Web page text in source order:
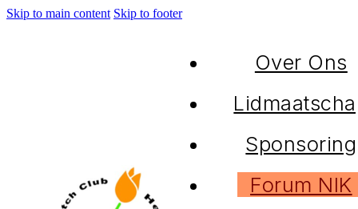
Skip to main content Skip to footer
Over Ons
Sponsoring
Forum NIK